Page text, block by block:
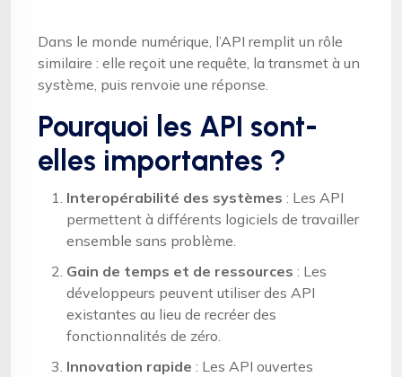
Dans le monde numérique, l’API remplit un rôle
similaire : elle reçoit une requête, la transmet à un
système, puis renvoie une réponse.
Pourquoi les API sont-
elles importantes ?
Interopérabilité des systèmes : Les API
permettent à différents logiciels de travailler
ensemble sans problème.
Gain de temps et de ressources : Les
développeurs peuvent utiliser des API
existantes au lieu de recréer des
fonctionnalités de zéro.
Innovation rapide : Les API ouvertes